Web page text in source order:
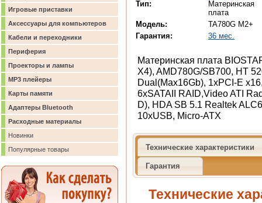
Тип:
Материнская
плата
Модель:
TA780G M2+
Гарантия:
36 мес.
Материнская плата
X4), AMD780G/SB700, HT
Dual(Max16Gb), 1xPCI-E
6xSATAII RAID,Video ATI
D), HDA SB 5.1 Realtek
10xUSB, Micro-ATX
Технические характеристики
Гарантия
Технические
Игровые приставки
Аксессуары для компьютеров
Кабели и переходники
Периферия
Проекторы и лампы
MP3 плейеры
Карты памяти
Адаптеры Bluetooth
Расходные материалы
Новинки
Популярные товары